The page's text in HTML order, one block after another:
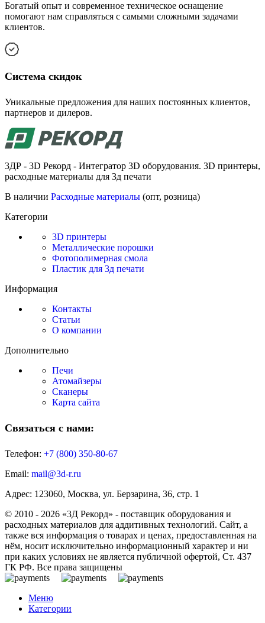
Богатый опыт и современное техническое оснащение
помогают нам справляться с самыми сложными задачами
клиентов.
Cистема скидок
Уникальные предложения для наших постоянных клиентов,
партнеров и дилеров.
3ДР - 3D Рекорд - Интегратор 3D оборудования. 3D принтеры,
расходные материалы для 3д печати
В наличии Расходные материалы (опт, розница)
Категории
3D принтеры
Металлические порошки
Фотополимерная смола
Пластик для 3д печати
Информация
Контакты
Статьи
О компании
Дополнительно
Печи
Атомайзеры
Сканеры
Карта сайта
Связаться с нами:
Телефон: +7 (800) 350-80-67
Email: mail@3d-r.ru
Адрес: 123060, Москва, ул. Берзарина, 36, стр. 1
© 2010 - 2026 «3Д Рекорд» - поставщик оборудования и
расходных материалов для аддитивных технологий. Сайт, а
также вся информация о товарах и ценах, предоставленная на
нём, носит исключительно информационный характер и ни
при каких условиях не является публичной офертой, Ст. 437
ГК РФ. Все права защищены
Меню
Категории